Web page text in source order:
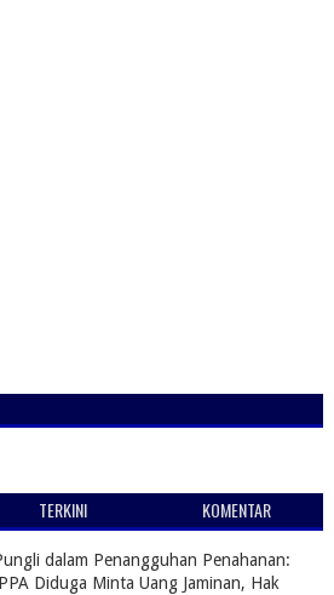
TERKINI KOMENTAR
dalam Penangguhan Penahanan:
Diduga Minta Uang Jaminan, Hak